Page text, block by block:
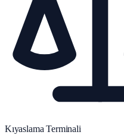
Kıyaslama Terminali